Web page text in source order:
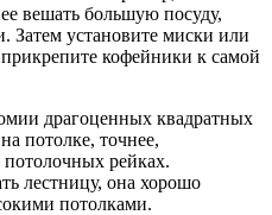
вешать большую посуду,
установите миски или
кофейники к самой
драгоценных квадратных
потолке, точнее,
рейках.
лестницу, она хорошо
потолками.